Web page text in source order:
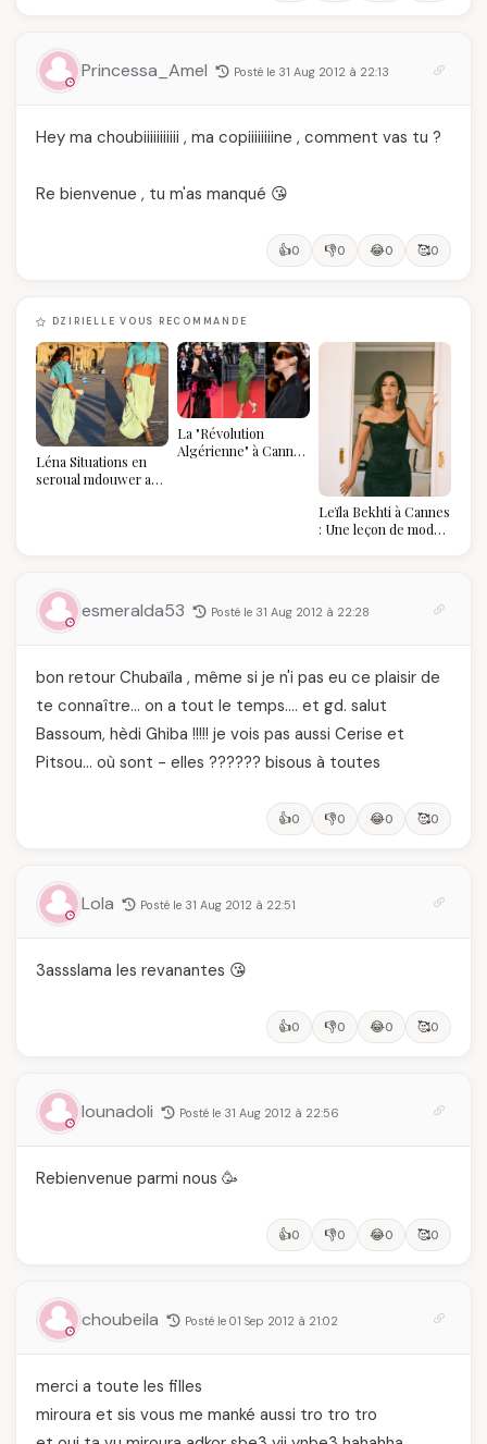
Princessa_Amel Posté le 31 Aug 2012 à 22:13
Hey ma choubiiiiiiiiiii , ma copiiiiiiiine , comment vas tu ?
Re bienvenue , tu m'as manqué 😘
👍0 👎0 😂0 🥰0
DZIRIELLE VOUS RECOMMANDE
Léna Situations en
seroual mdouwer au
La "Révolution
Algérienne" à Cannes
Leïla Bekhti à Cannes
: Une leçon de mode
esmeralda53 Posté le 31 Aug 2012 à 22:28
bon retour Chubaïla , même si je n'i pas eu ce plaisir de
te connaître… on a tout le temps…. et gd. salut
Bassoum, hèdi Ghiba !!!!! je vois pas aussi Cerise et
Pitsou… où sont - elles ?????? bisous à toutes
👍0 👎0 😂0 🥰0
Lola Posté le 31 Aug 2012 à 22:51
3assslama les revanantes 😘
👍0 👎0 😂0 🥰0
lounadoli Posté le 31 Aug 2012 à 22:56
Rebienvenue parmi nous 🥳
👍0 👎0 😂0 🥰0
choubeila Posté le 01 Sep 2012 à 21:02
merci a toute les filles
miroura et sis vous me manké aussi tro tro tro